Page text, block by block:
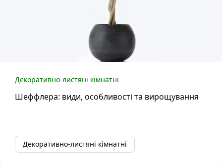
Декоративно-листяні кімнатні
Шеффлера: види, особливості та вирощування
Декоративно-листяні кімнатні